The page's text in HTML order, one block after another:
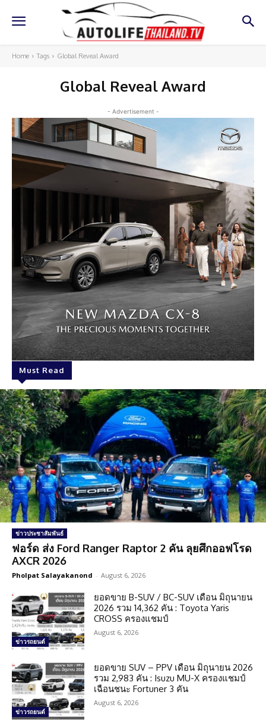
Home Tags Global Reveal Award
Global Reveal Award
- Advertisement -
Must Read
ข่าวประชาสัมพันธ์
ฟอร์ด ส่ง Ford Ranger Raptor 2 คัน ลุยศึกออฟโรด
AXCR 2026
Pholpat Salayakanond - August 6, 2026
ข่าวรถยนต์
ยอดขาย B-SUV / BC-SUV เดือน มิถุนายน
2026 รวม 14,362 คัน : Toyota Yaris
CROSS ครองแชมป์
August 6, 2026
ข่าวรถยนต์
ยอดขาย SUV – PPV เดือน มิถุนายน 2026
รวม 2,983 คัน : Isuzu MU-X ครองแชมป์
เฉือนชนะ Fortuner 3 คัน
August 6, 2026